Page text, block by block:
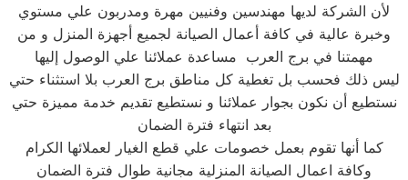
لأن الشركة لديها مهندسين وفنيين مهرة ومدربون علي مستوي
وخبرة عالية في كافة أعمال الصيانة لجميع أجهزة المنزل و من
مهمتنا في برج العرب مساعدة عملائنا علي الوصول إليها
ليس ذلك فحسب بل تغطية كل مناطق برج العرب بلا استثناء حتي
نستطيع أن نكون بجوار عملائنا و نستطيع تقديم خدمة مميزة حتي
بعد انتهاء فترة الضمان
كما أنها تقوم بعمل خصومات علي قطع الغيار لعملائها الكرام
وكافة اعمال الصيانة المنزلية مجانية طوال فترة الضمان